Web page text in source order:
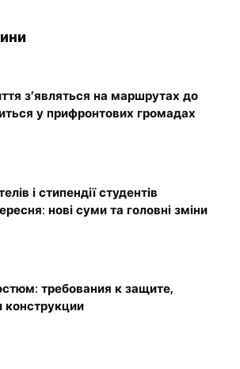
з’являться на маршрутах до
у прифронтових громадах
і стипендії студентів
нові суми та головні зміни
требования к защите,